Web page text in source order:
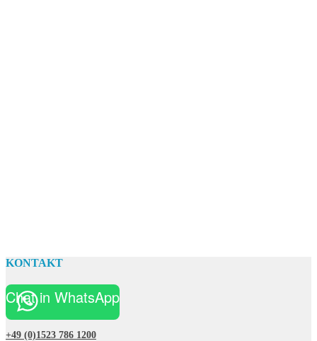
KONTAKT
Chat in WhatsApp
+49 (0)1523 786 1200